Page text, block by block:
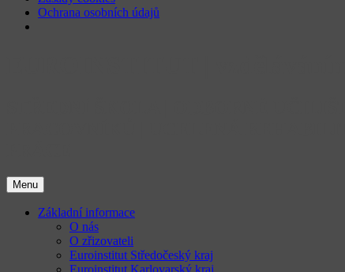
Ochrana osobních údajů
Menu
Základní informace
O nás
O zřizovateli
Euroinstitut Středočeský kraj